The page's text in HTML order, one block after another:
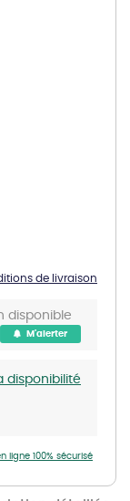
disponible
M'alerter
disponibilité
de livraison
ligne 100% sécurisé